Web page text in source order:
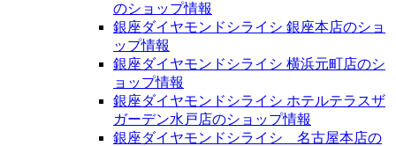
のショップ情報
銀座ダイヤモンドシライシ 銀座本店のショ
ップ情報
銀座ダイヤモンドシライシ 横浜元町店のシ
ョップ情報
銀座ダイヤモンドシライシ ホテルテラスザ
ガーデン水戸店のショップ情報
銀座ダイヤモンドシライシ 名古屋本店の